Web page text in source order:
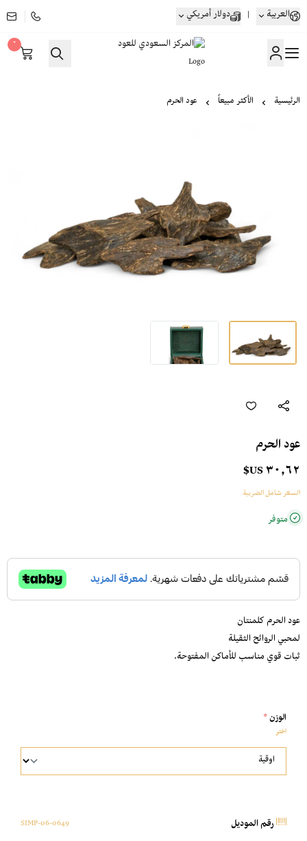
العربية | دولار أمريكي
المركز السعودي للعود
٠
الرئيسية الأكثر مبيعاً عود الحرم
عود الحرم
٣٠٫٦٢ US$
السعر شامل الضريبة
متوفر
عود الحرم كلمنتان
لمحبي الروائح الثقيلة
ثبات قوي مناسب للأماكن المفتوحة.
الوزن*
اختر
رقم الموديل 0649-SIMP-06